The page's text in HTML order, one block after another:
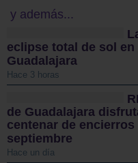
y además...
eclipse total de sol
Guadalajara
Hace 3 horas
de Guadalajara
centenar de
septiembre
Hace un día